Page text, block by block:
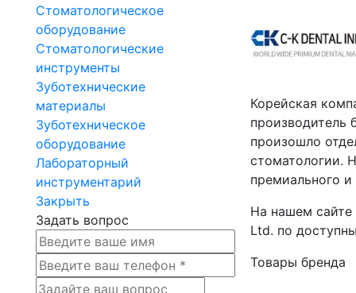
Стоматологическое
оборудование
Стоматологические
инструменты
Зуботехнические
материалы
Зуботехническое
оборудование
Лабораторный
инструментарий
Закрыть
Задать вопрос
Корейская
производитель
произошло
стоматологии.
премиального
На нашем сайте
Ltd. по
Товары бренда